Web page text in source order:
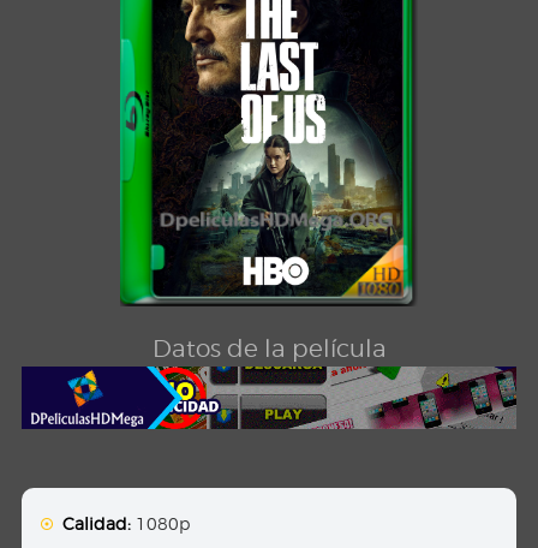
Datos de la película
Calidad: 1080p